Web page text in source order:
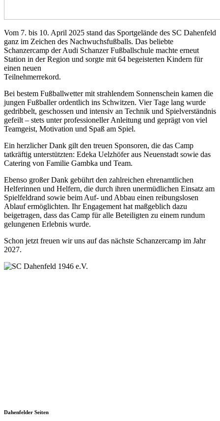
Vom 7. bis 10. April 2025 stand das Sportgelände des SC Dahenfeld
ganz im Zeichen des Nachwuchsfußballs. Das beliebte
Schanzercamp der Audi Schanzer Fußballschule machte erneut
Station in der Region und sorgte mit 64 begeisterten Kindern für
einen neuen
Teilnehmerrekord.
Bei bestem Fußballwetter mit strahlendem Sonnenschein kamen die
jungen Fußballer ordentlich ins Schwitzen. Vier Tage lang wurde
gedribbelt, geschossen und intensiv an Technik und Spielverständnis
gefeilt – stets unter professioneller Anleitung und geprägt von viel
Teamgeist, Motivation und Spaß am Spiel.
Ein herzlicher Dank gilt den treuen Sponsoren, die das Camp
tatkräftig unterstützten: Edeka Uelzhöfer aus Neuenstadt sowie das
Catering von Familie Gambka und Team.
Ebenso großer Dank gebührt den zahlreichen ehrenamtlichen
Helferinnen und Helfern, die durch ihren unermüdlichen Einsatz am
Spielfeldrand sowie beim Auf- und Abbau einen reibungslosen
Ablauf ermöglichten. Ihr Engagement hat maßgeblich dazu
beigetragen, dass das Camp für alle Beteiligten zu einem rundum
gelungenen Erlebnis wurde.
Schon jetzt freuen wir uns auf das nächste Schanzercamp im Jahr
2027.
Dahenfelder Seiten